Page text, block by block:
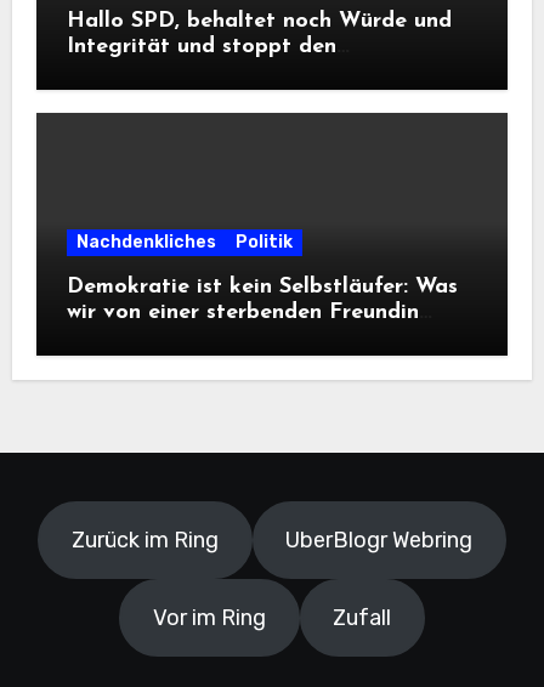
Hallo SPD, behaltet noch Würde und
Integrität und stoppt den
Informationsfreiheit!
Nachdenkliches Politik
Demokratie ist kein Selbstläufer: Was
wir von einer sterbenden Freundin
Zurück im Ring UberBlogr Webring
Vor im Ring Zufall